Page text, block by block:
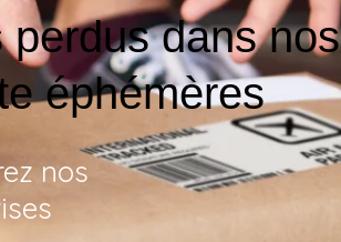
dans nos
éphémères
nos